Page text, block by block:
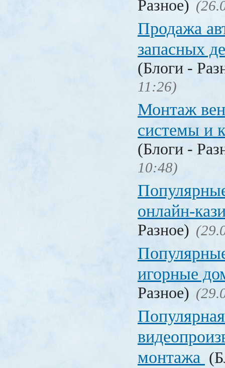
Разное)
Продажа
запасных
(Блоги -
11:26)
Монтаж
системы и
(Блоги -
10:48)
онлайн-
Разное)
игорные
Разное)
монтажа